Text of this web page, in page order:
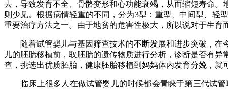
去，导致发育不全、骨骼变形和心功能衰竭，从而缩短寿命
则少见。根据病情轻重的不同，分为3型：重型、中间型、轻
重要治疗方法之一。由于地贫的危害性极大，所以说对于生育
随着试管婴儿与基因筛查技术的不断发展和进步突破，在
儿的胚胎移植前，取胚胎的遗传物质进行分析，诊断是否有
查，挑选出优质胚胎，健康胚胎移植到妈妈体内发育分娩，就
临床上很多人在做试管婴儿的时候都会青睐于第三代试管